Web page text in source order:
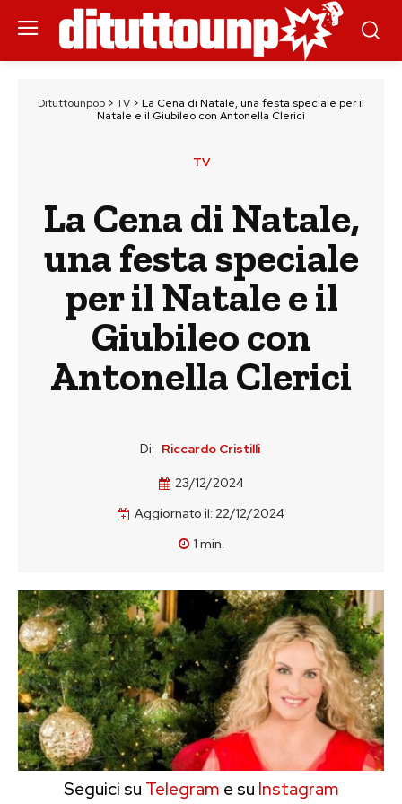
Dituttounpop > TV > La Cena di Natale, una festa speciale per il
Natale e il Giubileo con Antonella Clerici
TV
La Cena di Natale,
una festa speciale
per il Natale e il
Giubileo con
Antonella Clerici
Di: Riccardo Cristilli
23/12/2024
Aggiornato il: 22/12/2024
1 min.
Seguici su Telegram e su Instagram